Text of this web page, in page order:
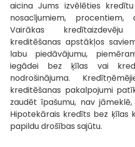
aicina Jums izvēlēties
nosacījumiem, procentiem,
Vairākas
kreditēšanas apstākļos
labu piedāvājumu,
iegādei bez ķīlas vai
nodrošinājuma.
kreditēšanas pakalpojumi
zaudēt īpašumu, nav
Hipotekārais kredīts bez ķīlas
papildu drošības sajūtu.